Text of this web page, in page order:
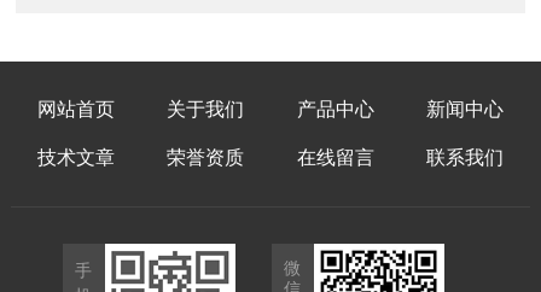
网站首页 关于我们 产品中心 新闻中心
技术文章 荣誉资质 在线留言 联系我们
手
微
信